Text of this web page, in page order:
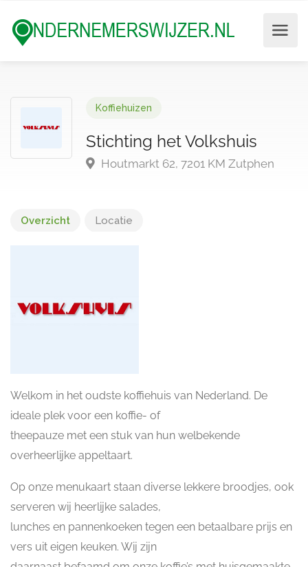
Koffiehuizen
Stichting het Volkshuis
Houtmarkt 62, 7201 KM Zutphen
Overzicht Locatie
Welkom in het oudste koffiehuis van Nederland. De
ideale plek voor een koffie- of
theepauze met een stuk van hun welbekende
overheerlijke appeltaart.
Op onze menukaart staan diverse lekkere broodjes, ook
serveren wij heerlijke salades,
lunches en pannenkoeken tegen een betaalbare prijs en
vers uit eigen keuken. Wij zijn